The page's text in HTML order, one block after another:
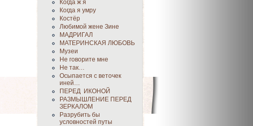
Когда ж я
Когда я умру
Костёр
Любимой жене Зине
МАДРИГАЛ
МАТЕРИНСКАЯ ЛЮБОВЬ
Музеи
Не говорите мне
Не так…
Осыпается с веточек
иней…
ПЕРЕД ИКОНОЙ
РАЗМЫШЛЕНИЕ ПЕРЕД
ЗЕРКАЛОМ
Разрубить бы
условностей путы